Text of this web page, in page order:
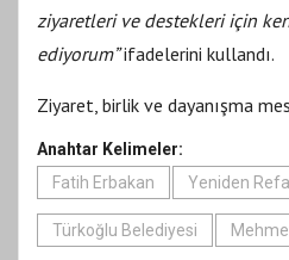
ziyaretleri ve destekleri için
ediyorum”ifadelerini kullandı.
Ziyaret, birlik ve dayanışma
Anahtar Kelimeler:
Fatih Erbakan
Yeniden
Türkoğlu Belediyesi